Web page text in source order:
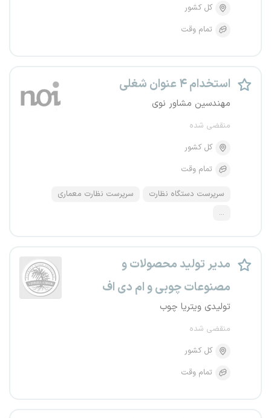
کل کشور
تمام وقت
استخدام ۴ عنوان شغلی
مهندسین مشاور نوی
منقضی شده
کل کشور
تمام وقت
سرپرست دستگاه نظارت
سرپرست نظارت معماری
...
مدیر تولید محصولات و
مصنوعات چوبی و ام دی اف
تولیدی ویتریا چوب
منقضی شده
کل کشور
تمام وقت